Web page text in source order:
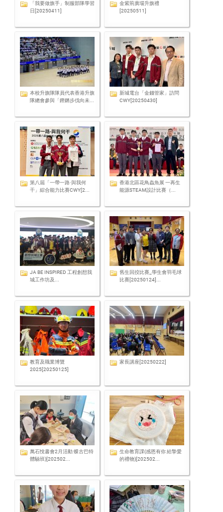
「我要做旗手」制服部隊學習
日[20250411]
金紫荊廣場升旗禮
[20250511]
本校升旗隊隊員代表香港升旗
隊總會參與「鏗鏘步伐向未...
新城電台「金錢管家」訪問
CWY[20250430]
第八屆「一帶一路·與我何
干」綜合能力比賽CWY[2...
香港北區花鳥蟲魚展 一再生
能源STEAM設計比賽（...
JA BE INSPIRED 工程創想我
城工作坊及...
舊生回挍比賽_學生會羽毛球
比賽[20250124]...
教育及職業博覽
2025[20250125]
家長講座[20250222]
萬石悅書會2月活動 蝶古巴特
體驗班)[202502...
生命教育課(感恩有你 給摯愛
的禮物)[202502...